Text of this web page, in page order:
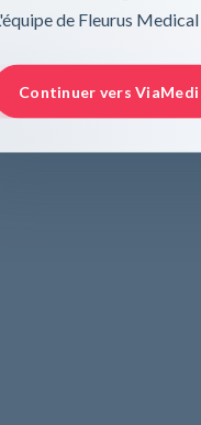
de Fleurus Medical
Continuer vers ViaMedi